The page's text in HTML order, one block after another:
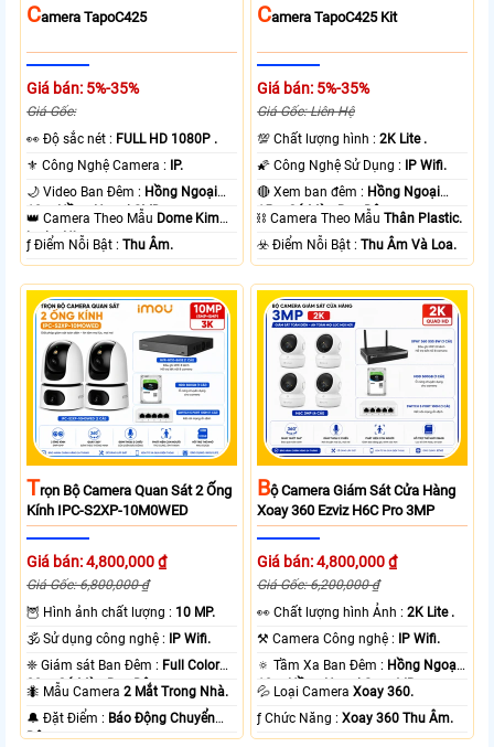
CAmera TapoC425
Giá bán: 5%-35%
Giá Gốc:
️👀 Độ sắc nét : FULL HD 1080P .
⚜️ Công Nghệ Camera :
IP.
🌙 Video Ban Đêm : Hồng Ngoại
10m Hồng Ngoại SMD.
👑 Camera Theo Mẫu Dome Kim
loại + Nhựa.
️ƒ Điểm Nỗi Bật :Thu Âm.
CAmera TapoC425 Kit
Giá bán: 5%-35%
Giá Gốc: Liên Hệ
💯 Chất lượng hình :2K Lite .
🌠 Công Nghệ Sử Dụng :
IP Wifi.
🔴 Xem ban đêm : Hồng Ngoại
15m Có Màu Ban Ðêm.
⛓ Camera Theo MẫuThân Plastic.
️☣️ Điểm Nỗi Bật :Thu Âm Và Loa.
TRọn Bộ Camera Quan Sát 2 Ống
Kính IPC-S2XP-10M0WED
Giá bán: 4,800,000 ₫
Giá Gốc: 6,800,000 ₫
🦉 Hình ảnh chất lượng : 10 MP.
🕉️ Sử dụng công nghệ :
IP Wifi.
❈ Giám sát Ban Đêm : Full Color
20m Có Màu Ban Ðêm.
🐜 Mẫu Camera2 Mắt Trong Nhà.
️🔔 Đặt Điểm : Báo Động Chuyển
Động.
BỘ Camera Giám Sát Cửa Hàng
Xoay 360 Ezviz H6C Pro 3MP
Giá bán: 4,800,000 ₫
Giá Gốc: 6,200,000 ₫
️👀 Chất lượng hình Ảnh :2K Lite .
⚒ Camera Công nghệ :
IP Wifi.
🔅 Tầm Xa Ban Đêm : Hồng Ngoại
10m Hồng Ngoại Smart IR.
💦 Loại CameraXoay 360.
️ƒ Chức Năng :Xoay 360 Thu Âm.